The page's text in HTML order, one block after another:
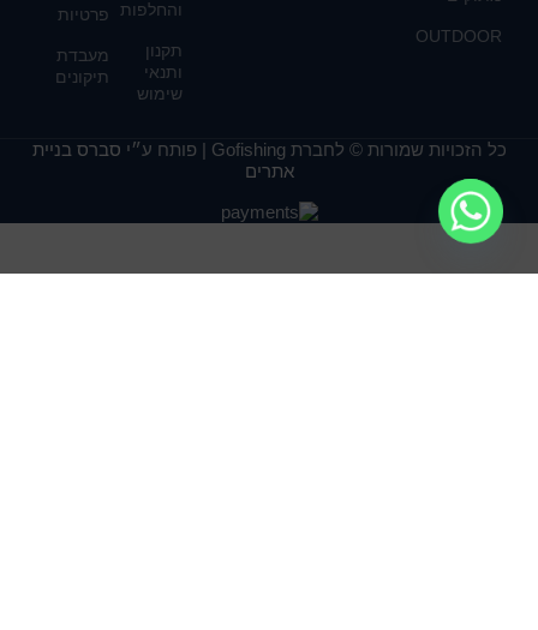
והחלפות
תקנון
ותנאי
שימוש
פרטיות
מעבדת
תיקונים
OUTDOOR
כל הזכויות שמורות © לחברת Gofishing | פותח ע״י
סברס בניית
אתרים
SKIPPER METAL
38.00
₪